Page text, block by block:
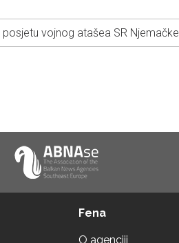
vojnog atašea SR
Fena
O agenciji